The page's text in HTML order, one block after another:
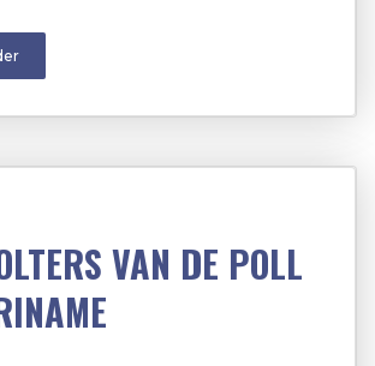
VAN DE POLL